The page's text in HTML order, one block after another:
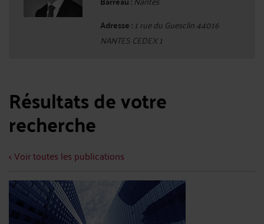
Adresse :1 rue du Guesclin 44016
NANTES CEDEX 1
Résultats de votre
recherche
< Voir toutes les publications